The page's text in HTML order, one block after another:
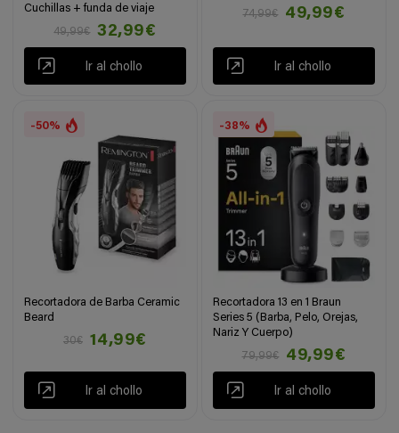
Cuchillas + funda de viaje
49,99€
32,99€
Ir al chollo
74,99€
49,99€
Ir al chollo
-50%
Recortadora de Barba Ceramic
Beard
30€
14,99€
Ir al chollo
-38%
Recortadora 13 en 1 Braun
Series 5 (Barba, Pelo, Orejas,
Nariz Y Cuerpo)
79,99€
49,99€
Ir al chollo